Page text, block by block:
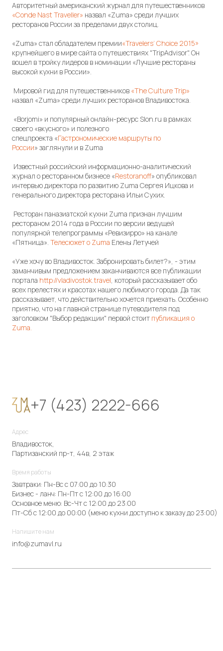
Авторитетный американский журнал для путешественников
«Conde Nast Traveller» назвал «Zuma» среди лучших
ресторанов России за пределами двух столиц.
«Zuma» стал обладателем премии«Travelers’ Choice 2015»
крупнейшего в мире сайта о путешествиях "TripAdvisor". Он
вошел в тройку лидеров в номинации «Лучшие рестораны
высокой кухни в России».
Мировой гид для путешественников «The Culture Trip»
назвал «Zuma» среди лучших ресторанов Владивостока.
«Вorjomi» и популярный онлайн-ресурс Slon.ru в рамках
своего «вкусного» и полезного
спецпроекта «Гастрономические маршруты по
России» заглянули и в Zuma
Известный российский информационно-аналитический
журнал о ресторанном бизнесе «Restoranoff» опубликовал
интервью директора по развитию Zuma Сергея Ицкова и
генерального директора ресторана Ильи Сухих.
Ресторан паназиатской кухни Zuma признан лучшим
рестораном 2014 года в России по версии ведущей
популярной телепрограммы «Ревизирро» на канале
«Пятница». Телесюжет о Zuma Елены Летучей
«Уже хочу во Владивосток. Забронировать билет?», - этим
заманчивым предложением заканчиваются все публикации
портала http://vladivostok.travel, который рассказывает обо
всех прелестях и красотах нашего любимого города. Да так
рассказывает, что действительно хочется приехать. Особенно
приятно, что на главной странице путеводителя под
заголовком "Выбор редакции" первой стоит публикация о
Zuma.
+7 (423) 2222-666
Адрес
Владивосток,
Партизанский пр-т, 44в, 2 этаж
Время работы
Завтраки: Пн-Вс с 07:00 до 10:30
Бизнес - ланч: Пн-Пт с 12:00 до 16:00
Основное меню: Вс-Чт с 12:00 до 23:00
Пт-Сб с 12:00 до 00:00 (меню кухни доступно к заказу до 23:00)
Напишите нам
info@zumavl.ru